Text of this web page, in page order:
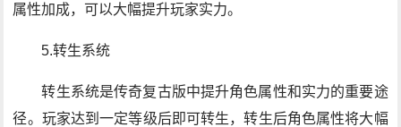
属性加成，可以大幅提升玩家实力。
5.转生系统
转生系统是传奇复古版中提升角色属性和实力的重要途
径。玩家达到一定等级后即可转生，转生后角色属性将大幅